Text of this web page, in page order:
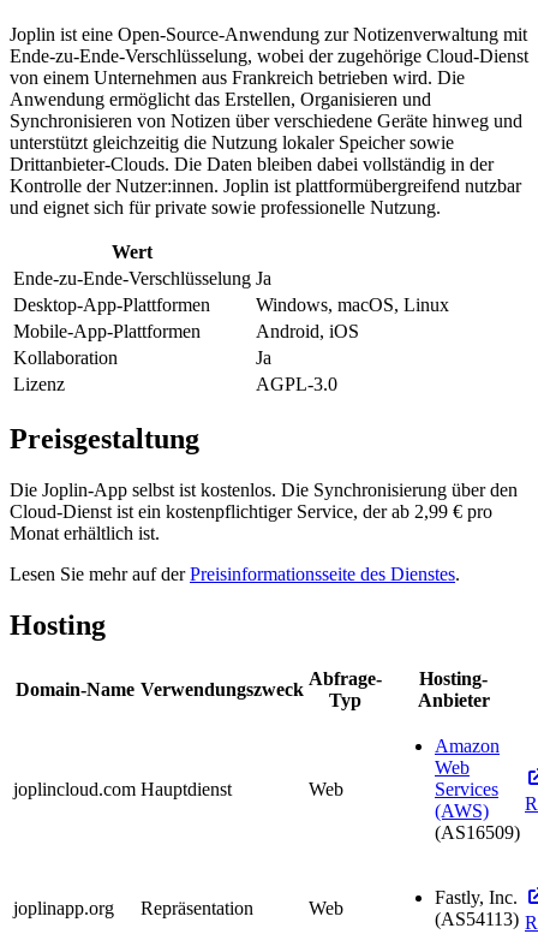
Joplin ist eine Open-Source-Anwendung zur Notizenverwaltung mit
Ende-zu-Ende-Verschlüsselung, wobei der zugehörige Cloud-Dienst
von einem Unternehmen aus Frankreich betrieben wird. Die
Anwendung ermöglicht das Erstellen, Organisieren und
Synchronisieren von Notizen über verschiedene Geräte hinweg und
unterstützt gleichzeitig die Nutzung lokaler Speicher sowie
Drittanbieter-Clouds. Die Daten bleiben dabei vollständig in der
Kontrolle der Nutzer:innen. Joplin ist plattformübergreifend nutzbar
und eignet sich für private sowie professionelle Nutzung.
Wert
Ende-zu-Ende-Verschlüsselung Ja
Desktop-App-Plattformen
Windows, macOS, Linux
Mobile-App-Plattformen
Android, iOS
Kollaboration
Ja
Lizenz
AGPL-3.0
Preisgestaltung
Die Joplin-App selbst ist kostenlos. Die Synchronisierung über den
Cloud-Dienst ist ein kostenpflichtiger Service, der ab 2,99 € pro
Monat erhältlich ist.
Lesen Sie mehr auf derPreisinformationsseite des Dienstes.
Hosting
Domain-Name Verwendungszweck
Abfrage-
Typ
Hosting-
Anbieter
joplincloud.com Hauptdienst Web
Amazon
Web
Services
(AWS)
(AS16509)
joplinapp.org Repräsentation Web
Fastly, Inc.
(AS54113)